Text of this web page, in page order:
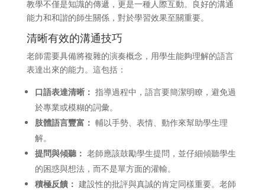
教學不僅是知識的傳遞，更是一種人際互動。良好的溝通
能力和和諧的師生關係，對於學習效果至關重要。
清晰有效的溝通技巧
老師需要具備將複雜的演奏概念，用學生能夠理解的語言
表達出來的能力。這包括：
口語表達清晰： 指導過程中，語言要簡潔明瞭，避免過
於專業或模糊的詞彙。
肢體語言豐富： 輔以手勢、表情、動作來幫助學生理
解。
提問與傾聽： 老師應該鼓勵學生提問，並仔細傾聽學生
的困惑與想法，而不是單方面的灌輸。
積極反饋： 建設性的批評與真誠的肯定同樣重要。老師